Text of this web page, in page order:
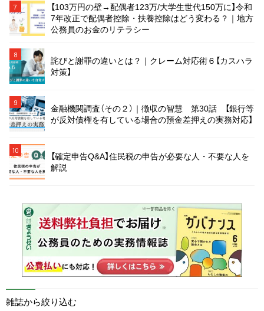
7
【103万円の壁→配偶者123万/大学生世代150万に】令和
7年改正で配偶者控除・扶養控除はどう変わる？｜地方
公務員のお金のリテラシー
8
詫びと謝罪の違いとは？｜クレーム対応術６【カスハラ
対策】
9
金融機関調査（その２）｜徴収の智慧 第30話 【銀行等
が反対債権を有している場合の預金差押えの実務対応】
10
【確定申告Q&A】住民税の申告が必要な人・不要な人を
解説
雑誌から絞り込む